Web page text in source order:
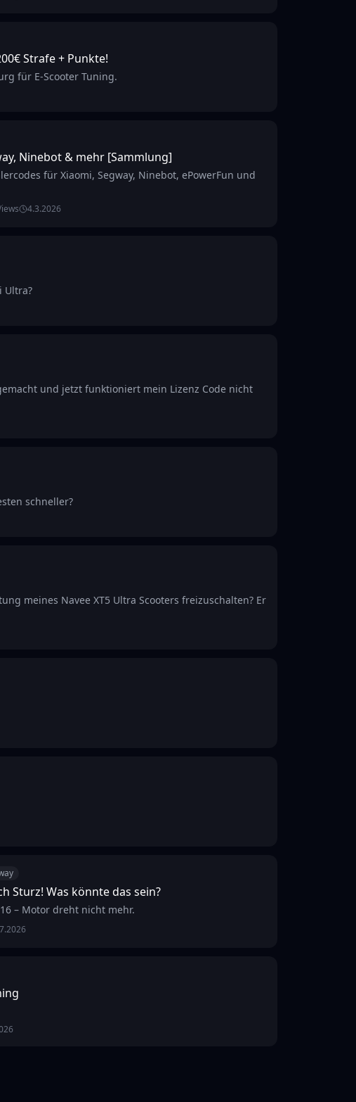
Strafe + Punkte!
für E-Scooter Tuning.
Ninebot & mehr [Sammlung]
für Xiaomi, Segway, Ninebot, ePowerFun und
4.3.2026
Ultra?
und jetzt funktioniert mein Lizenz Code nicht
schneller?
meines Navee XT5 Ultra Scooters freizuschalten? Er
Sturz! Was könnte das sein?
– Motor dreht nicht mehr.